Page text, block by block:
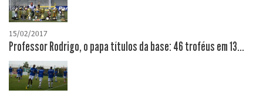
15/02/2017
Professor Rodrigo, o papa títulos da base: 46 troféus em 13...